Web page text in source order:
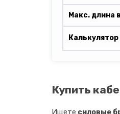
Макс. длина
Купить
Ищете силовые